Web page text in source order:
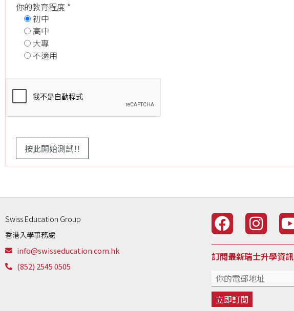
你的教育程度 *
初中
高中
大專
不適用
Swiss Education Group
香港入學事務處
info@swisseducation.com.hk
(852) 2545 0505
訂閲最新瑞士升學資訊